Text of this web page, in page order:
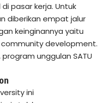
pasar kerja. Untuk
diberikan empat jalur
keinginannya yaitu
development.
unggulan SATU
ini